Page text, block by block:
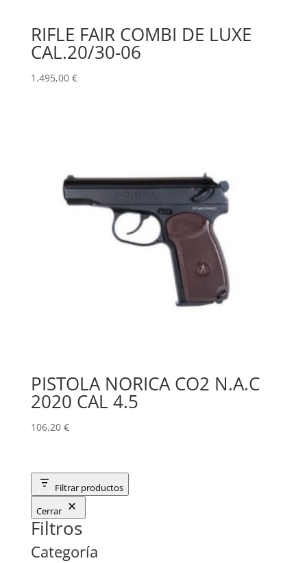
RIFLE FAIR COMBI DE LUXE
CAL.20/30-06
1.495,00 €
PISTOLA NORICA CO2 N.A.C
2020 CAL 4.5
106,20 €
Filtrar productos
Cerrar
Filtros
Categoría